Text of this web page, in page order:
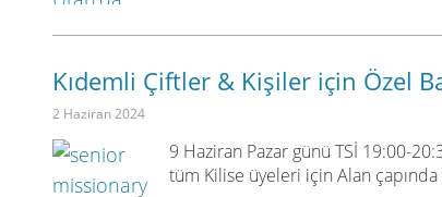
Kıdemli Çiftler & Kişiler için Özel
2 Haziran 2024
9 Haziran Pazar günü TSİ 19:00-
tüm Kilise üyeleri için Alan